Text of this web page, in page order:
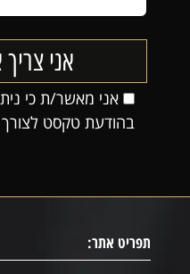
אני מאשר/ת כי
בהודעת טקסט לצורך
תפריט אתר: